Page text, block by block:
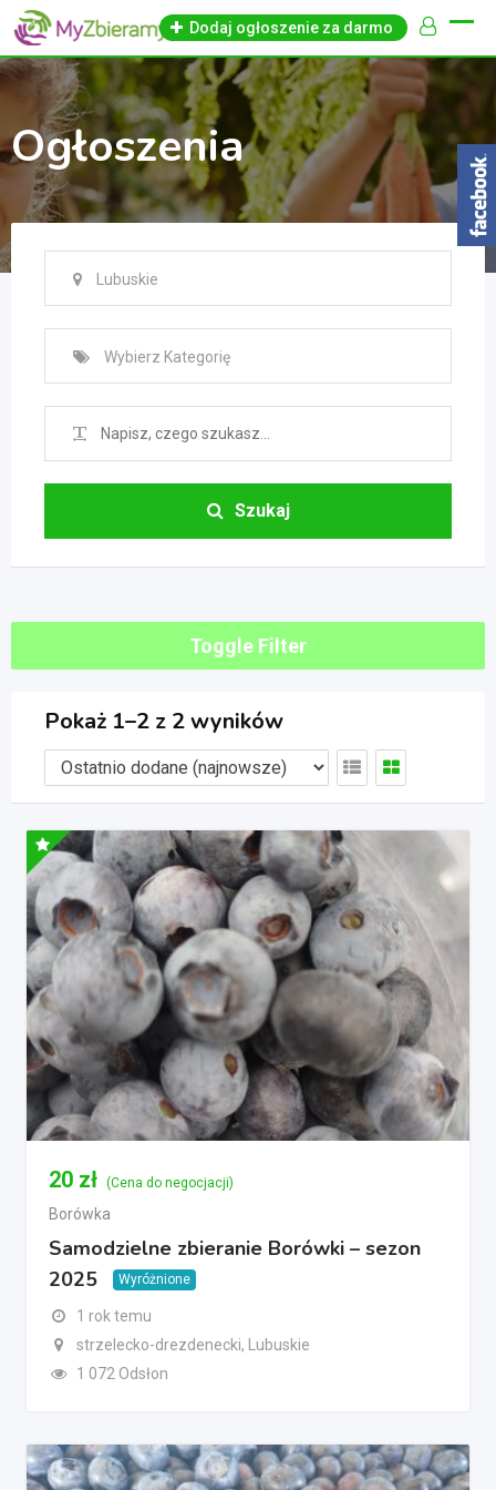
Skip
content
Dodaj ogłoszenie za darmo
Ogłoszenia
Lubuskie
Wybierz Kategorię
Szukaj
Toggle Filter
Pokaż 1–2 z 2 wyników
20 zł (Cena do negocjacji)
Borówka
Samodzielne zbieranie Borówki – sezon
2025
Wyróżnione
1 rok temu
strzelecko-drezdenecki, Lubuskie
1 072 Odsłon